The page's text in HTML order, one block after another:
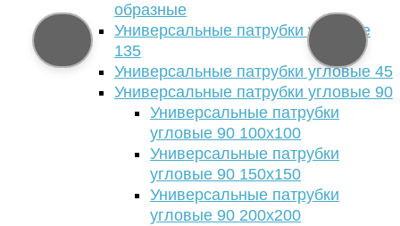
образные
Универсальные патрубки угловые
135
Универсальные патрубки угловые 45
Универсальные патрубки угловые 90
Универсальные патрубки
угловые 90 100х100
Универсальные патрубки
угловые 90 150х150
Универсальные патрубки
угловые 90 200х200